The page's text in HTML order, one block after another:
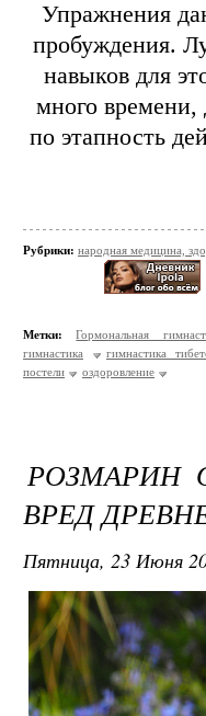
Упражнения
пробуждения.
навыков для
много времени,
по этапность
Рубрики: народная медицина,
Метки:
Гормональная
гимнастика
гимнастика
постели
оздоровление
РОЗМАРИН
ВРЕД
Пятница, 23 Июня